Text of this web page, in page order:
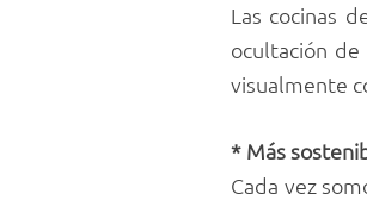
Las cocinas
ocultación
visualmente
* Más
Cada vez